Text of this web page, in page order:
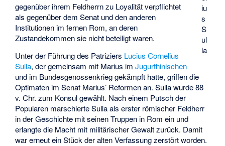
iu
s
S
ul
la
gegenüber ihrem Feldherrn zu Loyalität verpflichtet
als gegenüber dem Senat und den anderen
Institutionen im fernen Rom, an deren
Zustandekommen sie nicht beteiligt waren.
Unter der Führung des Patriziers Lucius Cornelius
Sulla, der gemeinsam mit Marius imJugurthinischen
und im Bundesgenossenkrieg gekämpft hatte, griffen die
Optimaten im Senat Marius’ Reformen an. Sulla wurde 88
v. Chr. zum Konsul gewählt. Nach einem Putsch der
Popularen marschierte Sulla als erster römischer Feldherr
in der Geschichte mit seinen Truppen in Rom ein und
erlangte die Macht mit militärischer Gewalt zurück. Damit
war erneut ein Stück der alten Verfassung zerstört worden.